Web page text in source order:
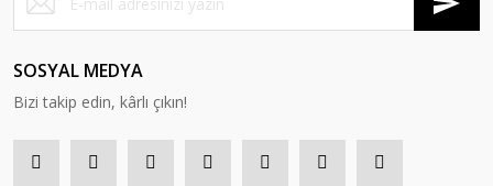
SOSYAL MEDYA
Bizi takip edin, kârlı çıkın!